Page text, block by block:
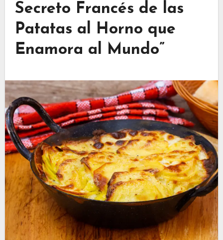
Secreto Francés de las
Patatas al Horno que
Enamora al Mundo”